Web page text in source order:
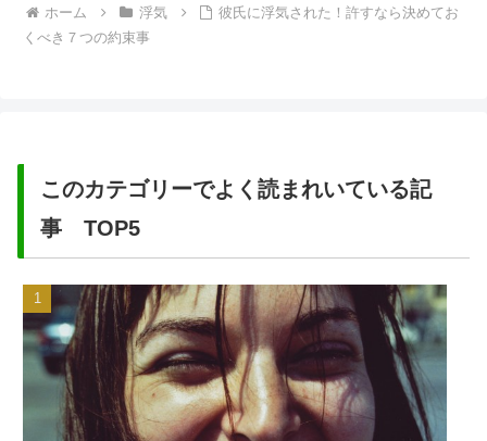
ホーム 浮気
彼氏に浮気された！許すなら決めてお
くべき７つの約束事
このカテゴリーでよく読まれいている記
事 TOP5